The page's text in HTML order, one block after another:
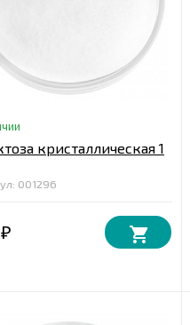
кристаллическая 1
001296
₽